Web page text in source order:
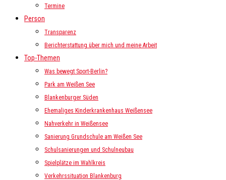
Termine
Person
Transparenz
Berichterstattung über mich und meine Arbeit
Top-Themen
Was bewegt Sport-Berlin?
Park am Weißen See
Blankenburger Süden
Ehemaliges Kinderkrankenhaus Weißensee
Nahverkehr in Weißensee
Sanierung Grundschule am Weißen See
Schulsanierungen und Schulneubau
Spielplätze im Wahlkreis
Verkehrssituation Blankenburg